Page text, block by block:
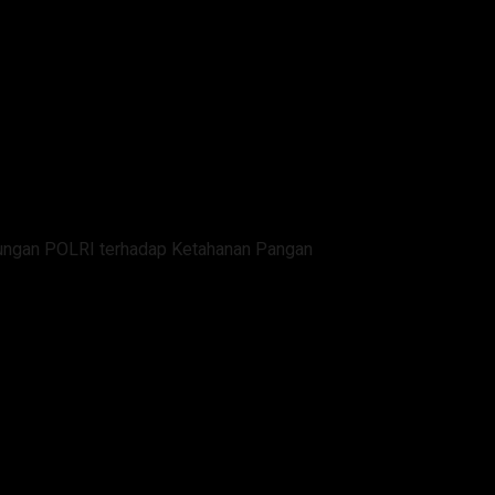
POLRI terhadap Ketahanan Pangan